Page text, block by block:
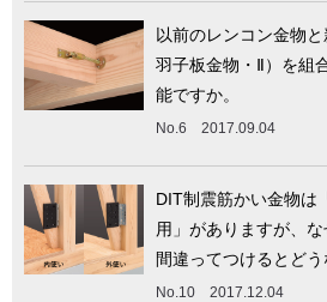
以前のレンコン金物
羽子板金物・Ⅱ）を組
能ですか。
No.6 2017.09.04
DIT制震筋かい金物は
用」がありますが、な
間違ってつけるとどう
No.10 2017.12.04